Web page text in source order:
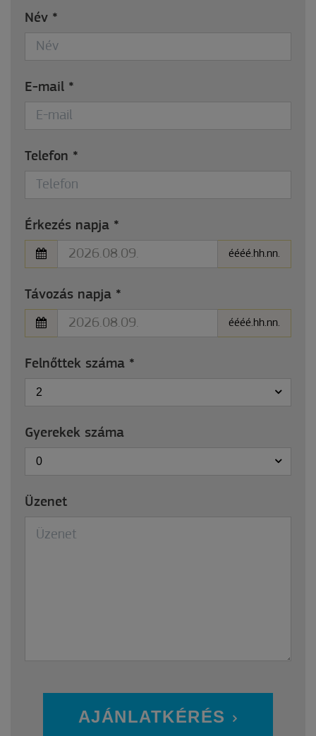
Név *
E-mail *
Telefon *
Érkezés napja *
éééé.hh.nn.
Távozás napja *
éééé.hh.nn.
Felnőttek száma *
2
Gyerekek száma
0
Üzenet
AJÁNLATKÉRÉS